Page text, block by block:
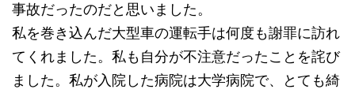
事故だったのだと思いました。
私を巻き込んだ大型車の運転手は何度も謝罪に訪れ
てくれました。私も自分が不注意だったことを詫び
ました。私が入院した病院は大学病院で、とても綺